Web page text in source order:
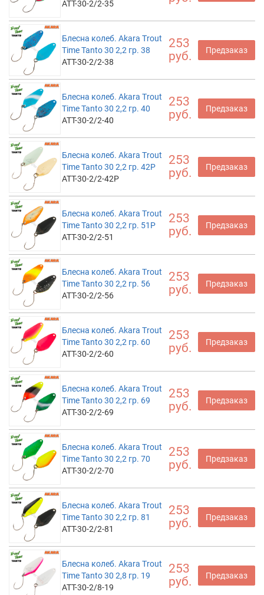
ATT-30-2/2-35
Блесна колеб. Akara Trout
Time Tanto 30 2,2 гр. 38
ATT-30-2/2-38
253
руб.
Предзаказ
Блесна колеб. Akara Trout
Time Tanto 30 2,2 гр. 40
ATT-30-2/2-40
253
руб.
Предзаказ
Блесна колеб. Akara Trout
Time Tanto 30 2,2 гр. 42P
ATT-30-2/2-42P
253
руб.
Предзаказ
Блесна колеб. Akara Trout
Time Tanto 30 2,2 гр. 51P
ATT-30-2/2-51
253
руб.
Предзаказ
Блесна колеб. Akara Trout
Time Tanto 30 2,2 гр. 56
ATT-30-2/2-56
253
руб.
Предзаказ
Блесна колеб. Akara Trout
Time Tanto 30 2,2 гр. 60
ATT-30-2/2-60
253
руб.
Предзаказ
Блесна колеб. Akara Trout
Time Tanto 30 2,2 гр. 69
ATT-30-2/2-69
253
руб.
Предзаказ
Блесна колеб. Akara Trout
Time Tanto 30 2,2 гр. 70
ATT-30-2/2-70
253
руб.
Предзаказ
Блесна колеб. Akara Trout
Time Tanto 30 2,2 гр. 81
ATT-30-2/2-81
253
руб.
Предзаказ
Блесна колеб. Akara Trout
Time Tanto 30 2,8 гр. 19
ATT-30-2/8-19
253
руб.
Предзаказ